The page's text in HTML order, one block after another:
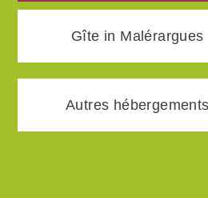
Gîte in Malérargues
Autres hébergements